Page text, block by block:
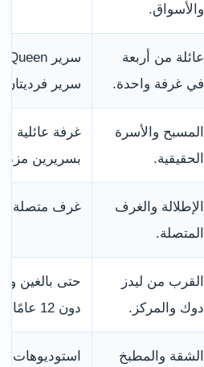
والأسواق.
عائلة من أربعة
في غرفة واحدة.
سرير فرديتان.
المسبح والأسرة
الحقيقية.
غرفة عائلية
بسريرين
الإطلالة والغرف
المتصلة.
غرف متصلة
القرب من ليدز
دوك والمركز.
حتى بالغين
دون 12 عامًا.
الشقة والمطبخ
استوديوهات